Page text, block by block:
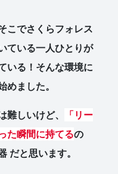
こでさくらフォレス
ている一人ひとりが
いる！そんな環境に
ました。
しいけど、
「リー
た瞬間に持てるの
だと思います。